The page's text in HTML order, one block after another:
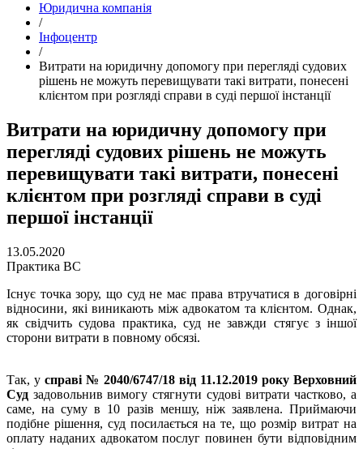
Юридична компанія
/
Інфоцентр
/
Витрати на юридичну допомогу при перегляді судових
рішень не можуть перевищувати такі витрати, понесені
клієнтом при розгляді справи в суді першої інстанції
Витрати на юридичну допомогу при
перегляді судових рішень не можуть
перевищувати такі витрати, понесені
клієнтом при розгляді справи в суді
першої інстанції
13.05.2020
Практика ВС
Існує точка зору, що суд не має права втручатися в договірні
відносини, які виникають між адвокатом та клієнтом. Однак,
як свідчить судова практика, суд не завжди стягує з іншої
сторони витрати в повному обсязі.
Так, у справі № 2040/6747/18 від 11.12.2019 року Верховний
Суд задовольнив вимогу стягнути судові витрати частково, а
саме, на суму в 10 разів меншу, ніж заявлена. Приймаючи
подібне рішення, суд посилається на те, що розмір витрат на
оплату наданих адвокатом послуг повинен бути відповідним